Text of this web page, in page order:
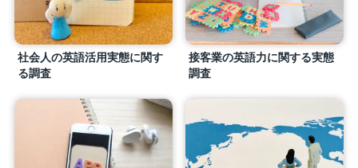
社会人の英語活用実態に関す
る調査
接客業の英語力に関する実態
調査